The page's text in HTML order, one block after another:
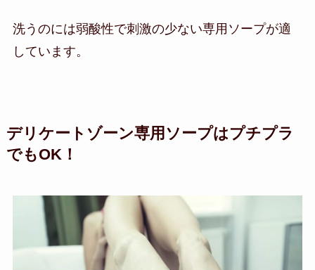
洗うのには弱酸性で刺激の少ない専用ソープが適
しています。
デリケートゾーン専用ソープはプチプラ
でもOK！